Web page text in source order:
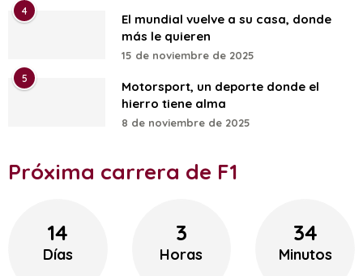
4
El mundial vuelve a su casa, donde
más le quieren
15 de noviembre de 2025
5
Motorsport, un deporte donde el
hierro tiene alma
8 de noviembre de 2025
Próxima carrera de F1
14
Días
3
Horas
34
Minutos